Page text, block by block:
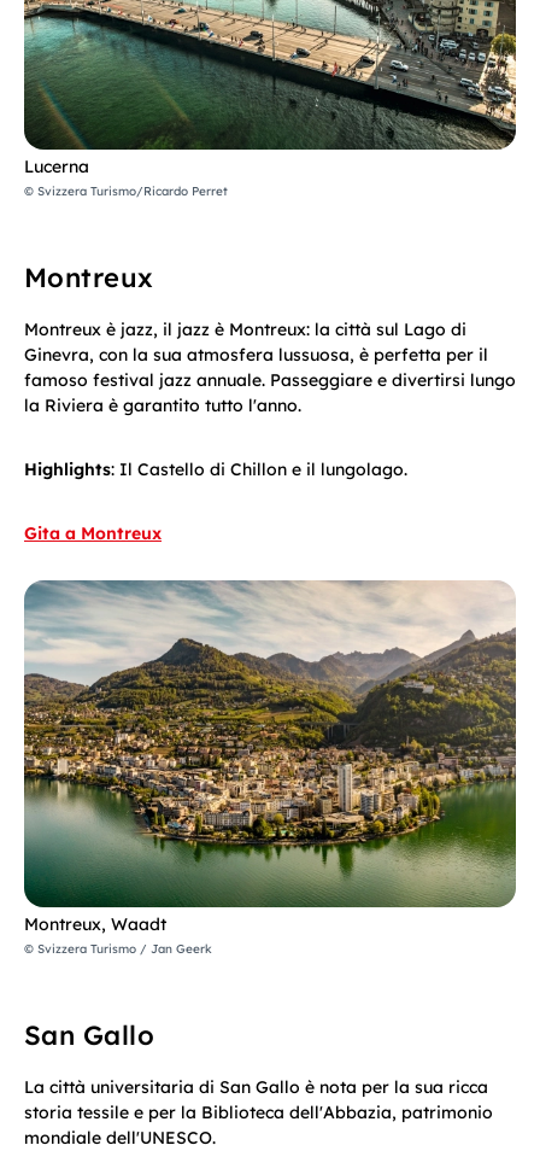
Lucerna
© Svizzera Turismo/Ricardo Perret
Montreux
Montreux è jazz, il jazz è Montreux: la città sul Lago di
Ginevra, con la sua atmosfera lussuosa, è perfetta per il
famoso festival jazz annuale. Passeggiare e divertirsi lungo
la Riviera è garantito tutto l'anno.
Highlights: Il Castello di Chillon e il lungolago.
Gita a Montreux
Montreux, Waadt
© Svizzera Turismo / Jan Geerk
San Gallo
La città universitaria di San Gallo è nota per la sua ricca
storia tessile e per la Biblioteca dell'Abbazia, patrimonio
mondiale dell'UNESCO.